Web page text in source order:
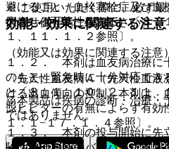
避けること（血栓塞栓症及び血
大させる可能性がある）〔８．
１、１１．１．２参照〕。
１．２． 本剤は血友病治療に
のもと、緊急時に十分対応でき
と〔８．１、１０．２、１１．
照〕。
１．３． 本剤の投与開始に先
効能・効果に関連する注意
（効能又は効果に関連する注意）
〈先天性血友病Ａ（先天性血液
ける出血傾向の抑制〉本剤は、
ンヒビターの有無によらず有効
１．１−１７．１．４参照〕。
※ ご使用いただく際に、必ず
情報も併せてご確認下さい。
※本製品は疾病の診断・治療・
ではありません。